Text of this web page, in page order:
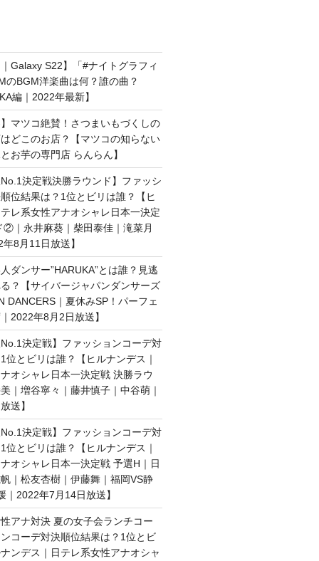
｜Galaxy S22】「#ナイトグラフィ
のBGM洋楽曲は何？誰の曲？
編｜2022年最新】
】マツコ絶賛！さつまいもづくしの
どこのお店？【マツコの知らない
お芋の専門店 らんらん】
No.1決定戦決勝ラウンド】ファッシ
位結果は？1位とビリは誰？【ヒ
レ系女性アナオシャレ日本一決定
②｜永井麻葵｜柴田泰佳｜滝菜月
8月11日放送】
ダンサー”HARUKA”とは誰？見逃
？【サイバージャパンダンサーズ
DANCERS｜夏休みSP！パーフェ
2022年8月2日放送】
No.1決定戦】ファッションコーデ対
位とビリは誰？【ヒルナンデス｜
オシャレ日本一決定戦 決勝ラウ
｜増谷寧々｜藤井慎子｜中谷萌｜
送】
No.1決定戦】ファッションコーデ対
位とビリは誰？【ヒルナンデス｜
オシャレ日本一決定戦 予選H｜日
｜松友杏樹｜伊藤舞｜福岡VS静
｜2022年7月14日放送】
性アナ対決 夏の女子会ランチコー
コーデ対決順位結果は？1位とビ
ンデス｜日テレ系女性アナオシャ